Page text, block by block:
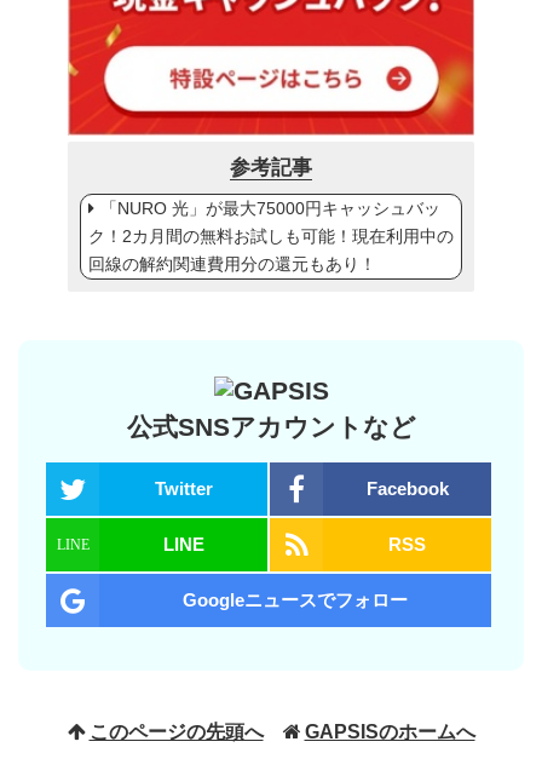
参考記事
「NURO 光」が最大75000円キャッシュバッ
ク！2カ月間の無料お試しも可能！現在利用中の
回線の解約関連費用分の還元もあり！
公式SNSアカウントなど
Twitter Facebook
LINE RSS
Googleニュースでフォロー
このページの先頭へ GAPSISのホームへ